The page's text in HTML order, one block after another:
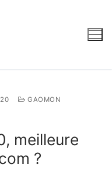
GAOMON
meilleure
?